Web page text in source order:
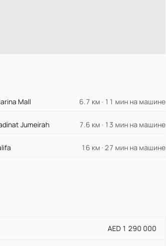
Mall 6.7 км · 11 мин на машине
Jumeirah 7.6 км · 13 мин на машине
16 км · 27 мин на машине
AED 1 290 000